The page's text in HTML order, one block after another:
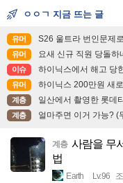
ㅇㅇㄱ 지금 뜨는 글
유머 S26 울트라 번인문제
유머 요새 신규 직원 당돌하
이슈 하이닉스에서 해고 당
유머 하이닉스 200만원 새
계층 일산에서 촬영한 롯데
계층 얼마주면 이거 가능? (
계층 사람을 무
법
Earth Lv.96